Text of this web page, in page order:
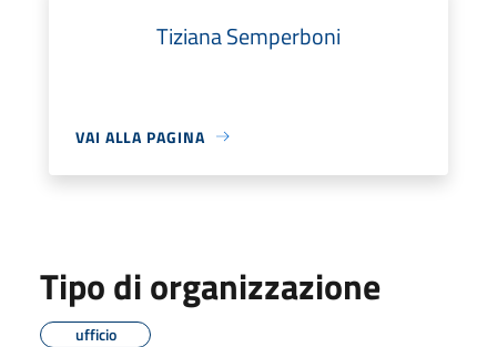
Tiziana Semperboni
VAI ALLA PAGINA
Tipo di organizzazione
ufficio